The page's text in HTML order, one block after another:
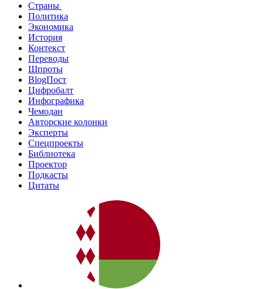
Страны
Политика
Экономика
История
Контекст
Переводы
Шпроты
BlogПост
Цифробалт
Инфографика
Чемодан
Авторские колонки
Эксперты
Спецпроекты
Библиотека
Проектор
Подкасты
Цитаты